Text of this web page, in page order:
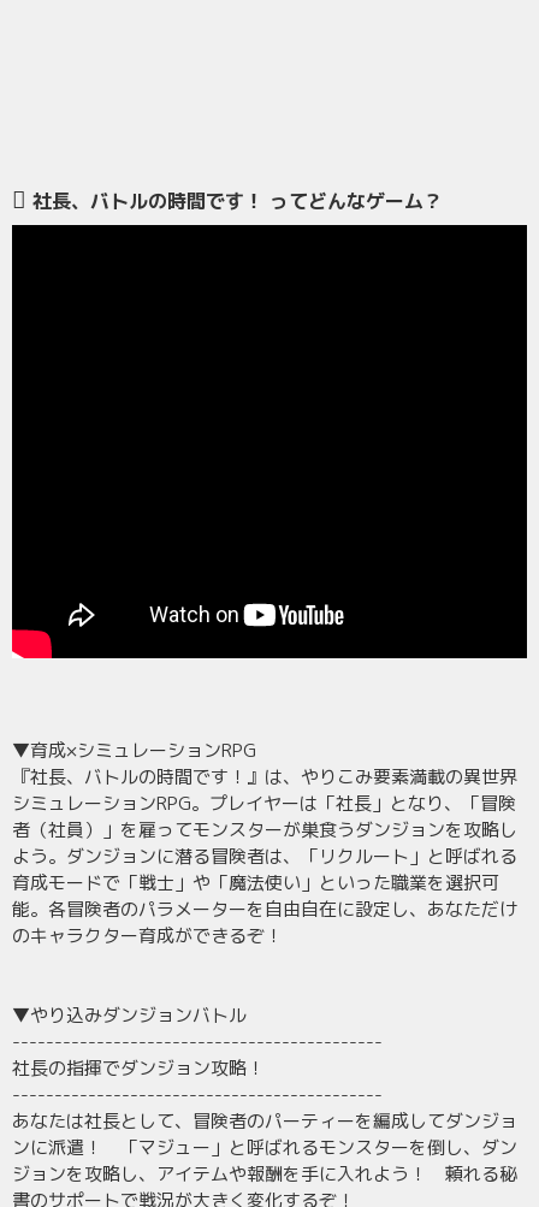
社長、バトルの時間です！ ってどんなゲーム？
▼育成×シミュレーションRPG
『社長、バトルの時間です！』は、やりこみ要素満載の異世界
シミュレーションRPG。プレイヤーは「社長」となり、「冒険
者（社員）」を雇ってモンスターが巣食うダンジョンを攻略し
よう。ダンジョンに潜る冒険者は、「リクルート」と呼ばれる
育成モードで「戦士」や「魔法使い」といった職業を選択可
能。各冒険者のパラメーターを自由自在に設定し、あなただけ
のキャラクター育成ができるぞ！
▼やり込みダンジョンバトル
--------------------------------------------
社長の指揮でダンジョン攻略！
--------------------------------------------
あなたは社長として、冒険者のパーティーを編成してダンジョ
ンに派遣！ 「マジュー」と呼ばれるモンスターを倒し、ダン
ジョンを攻略し、アイテムや報酬を手に入れよう！ 頼れる秘
書のサポートで戦況が大きく変化するぞ！